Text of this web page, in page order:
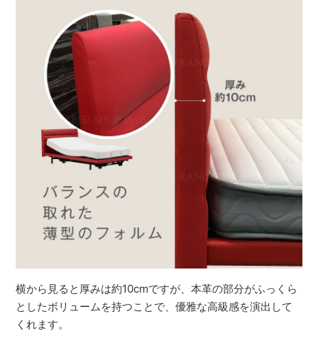
横から見ると厚みは約10cmですが、本革の部分がふっくら
としたボリュームを持つことで、優雅な高級感を演出して
くれます。